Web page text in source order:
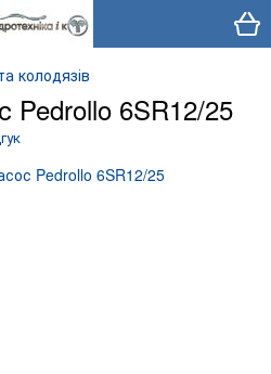
колодязів
Pedrollo 6SR12/25